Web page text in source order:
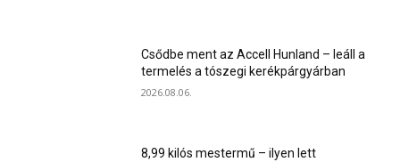
Csődbe ment az Accell Hunland – leáll a
termelés a tószegi kerékpárgyárban
2026.08.06.
8,99 kilós mestermű – ilyen lett